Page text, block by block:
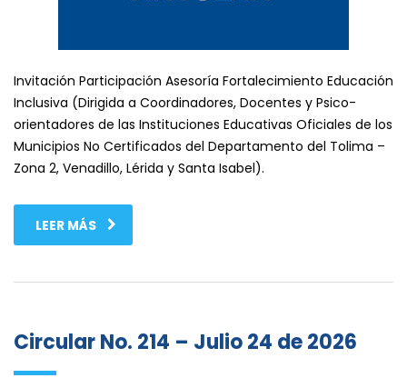
Invitación Participación Asesoría Fortalecimiento Educación
Inclusiva (Dirigida a Coordinadores, Docentes y Psico-
orientadores de las Instituciones Educativas Oficiales de los
Municipios No Certificados del Departamento del Tolima –
Zona 2, Venadillo, Lérida y Santa Isabel).
LEER MÁS
Circular No. 214 – Julio 24 de 2026